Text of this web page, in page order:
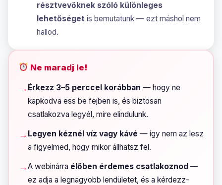
résztvevőknek szóló különleges
lehetőséget is bemutatunk — ezt máshol nem
hallod.
Ne maradj le!
→ Érkezz 3–5 perccel korábban — hogy ne
kapkodva ess be fejben is, és biztosan
csatlakozva legyél, mire elindulunk.
→ Legyen kéznél víz vagy kávé — így nem az lesz
a figyelmed, hogy mikor állhatsz fel.
→A webinárra élőben érdemes csatlakoznod—
ez adja a legnagyobb lendületet, és a kérdezz-